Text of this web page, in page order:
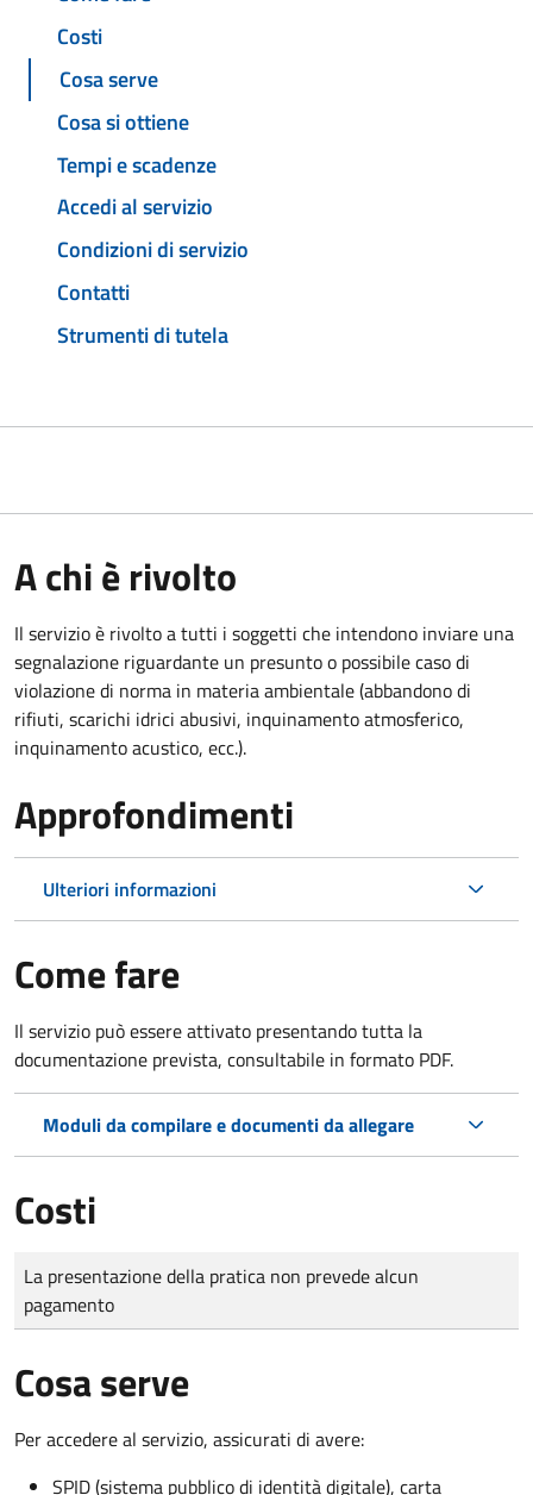
Costi
Cosa serve
Cosa si ottiene
Tempi e scadenze
Accedi al servizio
Condizioni di servizio
Contatti
Strumenti di tutela
A chi è rivolto
Il servizio è rivolto a tutti i soggetti che intendono inviare una
segnalazione riguardante un presunto o possibile caso di
violazione di norma in materia ambientale (abbandono di
rifiuti, scarichi idrici abusivi, inquinamento atmosferico,
inquinamento acustico, ecc.).
Approfondimenti
Ulteriori informazioni
Come fare
Il servizio può essere attivato presentando tutta la
documentazione prevista, consultabile in formato PDF.
Moduli da compilare e documenti da allegare
Costi
Tipo di pagamento
Importo
La presentazione della pratica non prevede alcun
pagamento
Cosa serve
Per accedere al servizio, assicurati di avere:
SPID (sistema pubblico di identità digitale), carta